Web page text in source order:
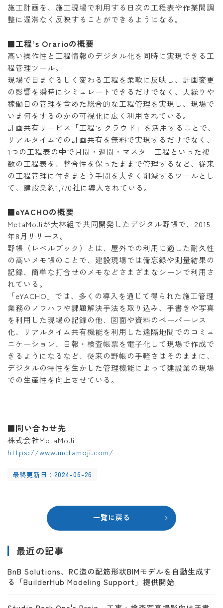
施工計画を、施工現場で利用する日次の工程表や作業間調
整に遅滞なく反映することができるようになる。
■工程’s Orarioの概要
高い操作性と工程情報のデジタル化を同時に実現できる工
程管理ツール。
現場で目まぐるしく変わる工程を柔軟に反映し、計画変更
の影響を瞬時にシミュレートできるだけでなく、人繰りや
稼働日の管理を含めた総合的な工程管理を実現し、現場で
いま何をするのかの可視化に広く利用されている。
計画共有サービス「工程’s クラウド」を活用することで、
リアルタイムでの計画共有を無料で実現するだけでなく、
1つの工程表の中で月間・週間・マスター工程といった複
数の工程表を、整合性を保ったままで管理するなど、従来
の工程管理に付きまとう手間を大きく削減するツールとし
て、建設業約1,770社に導入されている。
■eYACHOの概要
MetaMoJiが大林組で共同開発したデジタル野帳で、2015
年8月リリース。
野帳（レベルブック）とは、屋外での利用に適した耐久性
の高いメモ帳のことで、建設現場では備忘録や測量結果の
記録、簡単な打合せのメモなどさまざまなシーンで利用さ
れている。
「eYACHO」では、多くの導入を通じて得られた施工管理
業務のノウハウや課題解決手法を取り込み、手書きや写真
を利用した現場の記録の他、図面や資料のペーパーレス
化、リアルタイム共有機能を利用した遠隔地間でのコミュ
ニケーション、日報・検査帳票を電子化して現場で作成で
きるようになるなど、従来の野帳の手軽さはそのままに、
デジタルの特性を生かした管理機能によって建設業の現場
での生産性を向上させている。
■問い合わせ先
株式会社MetaMoJi
https://www.metamoji.com/
最終更新日：2024-06-26
一覧に戻る
最近の記事
BnB Solutions、RC造の配筋形状BIMモデルを自動生成す
る「BuilderHub Modeling Support」提供開始